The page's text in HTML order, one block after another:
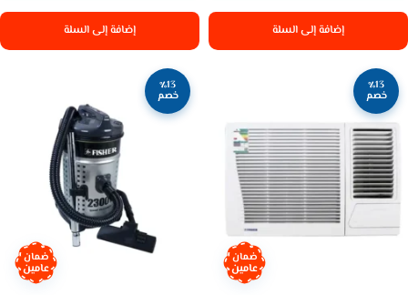
إضافة إلى السلة إضافة إلى السلة
٪13
خصم
ضمان
عامين
٪13
خصم
ضمان
عامين